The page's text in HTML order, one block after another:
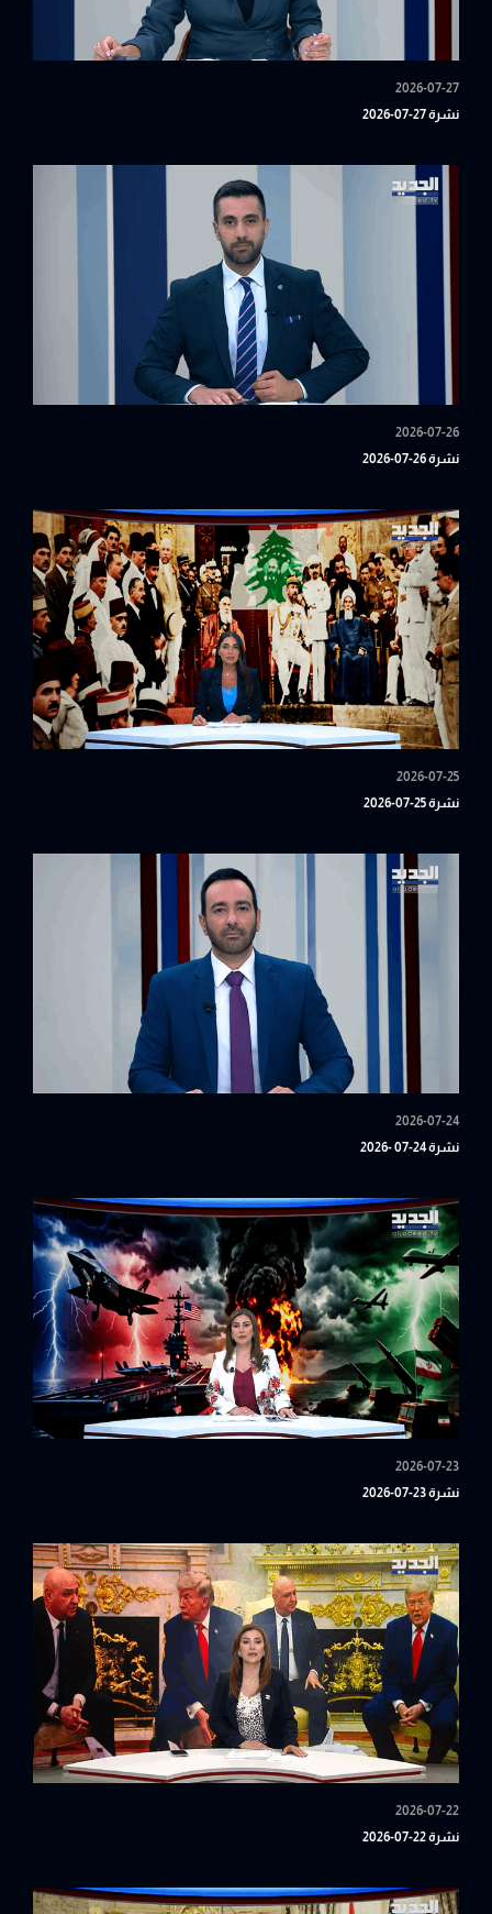
2026-07-27
نشرة 27-07-2026
2026-07-26
نشرة 26-07-2026
2026-07-25
نشرة 25-07-2026
2026-07-24
نشرة 24-07 -2026
2026-07-23
نشرة 23-07-2026
2026-07-22
نشرة 22-07-2026